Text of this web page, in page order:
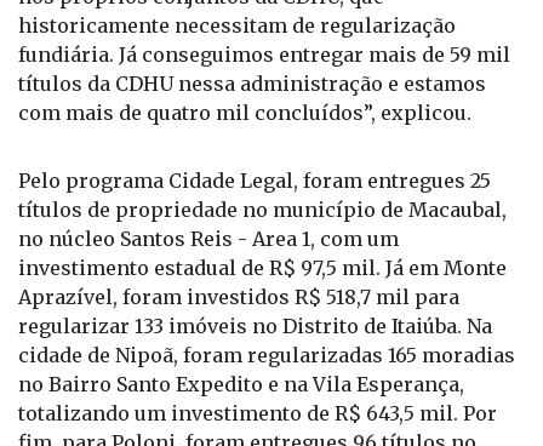
fundiária. Já conseguimos entregar mais de 59 mil
títulos da CDHU nessa administração e estamos
com mais de quatro mil concluídos”, explicou.
títulos de propriedade no município de Macaubal,
no núcleo Santos Reis - Area 1, com um
investimento estadual de R$ 97,5 mil. Já em Monte
Aprazível, foram investidos R$ 518,7 mil para
regularizar 133 imóveis no Distrito de Itaiúba. Na
cidade de Nipoã, foram regularizadas 165 moradias
no Bairro Santo Expedito e na Vila Esperança,
totalizando um investimento de R$ 643,5 mil. Por
fim, para Poloni, foram entregues 96 títulos no
núcleo Santo Antônio II, com um investimento de